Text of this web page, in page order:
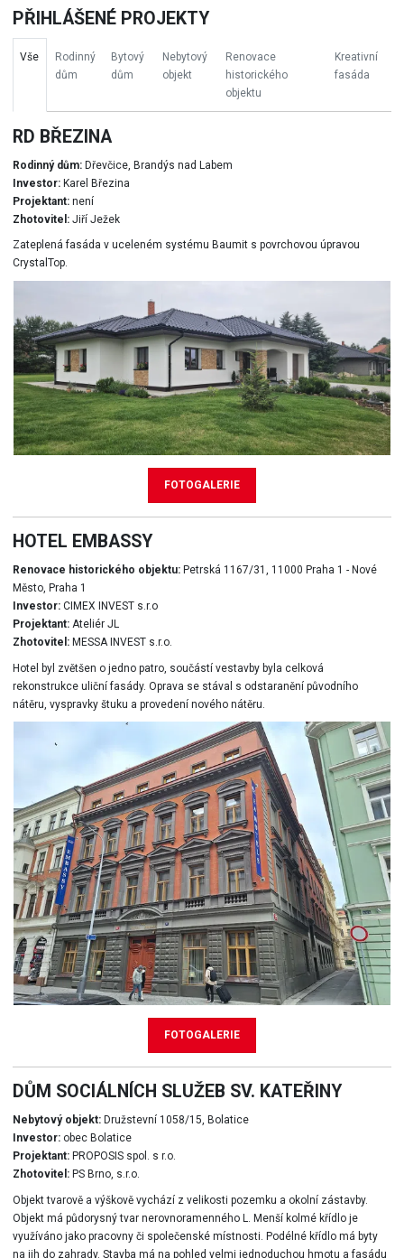
PŘIHLÁŠENÉ PROJEKTY
Vše
Rodinný
dům
Bytový
dům
Nebytový
objekt
Renovace
historického
objektu
Kreativní
fasáda
FOTOGALERIE
RD BŘEZINA
Rodinný dům:Dřevčice, Brandýs nad Labem
Investor:Karel Březina
Projektant:není
Zhotovitel:Jiří Ježek
Zateplená fasáda v uceleném systému Baumit s povrchovou úpravou
CrystalTop.
FOTOGALERIE
HOTEL EMBASSY
Renovace historického objektu:Petrská 1167/31, 11000 Praha 1 - Nové
Město, Praha 1
Investor:CIMEX INVEST s.r.o
Projektant:Ateliér JL
Zhotovitel:MESSA INVEST s.r.o.
Hotel byl zvětšen o jedno patro, součástí vestavby byla celková
rekonstrukce uliční fasády. Oprava se stával s odstaranění původního
nátěru, vyspravky štuku a provedení nového nátěru.
DŮM SOCIÁLNÍCH SLUŽEB SV. KATEŘINY
Nebytový objekt:Družstevní 1058/15, Bolatice
Investor:obec Bolatice
Projektant:PROPOSIS spol. s r.o.
Zhotovitel:PS Brno, s.r.o.
Objekt tvarově a výškově vychází z velikosti pozemku a okolní zástavby.
Objekt má půdorysný tvar nerovnoramenného L. Menší kolmé křídlo je
využíváno jako pracovny či společenské místnosti. Podélné křídlo má byty
na jih do zahrady. Stavba má na pohled velmi jednoduchou hmotu a fasádu